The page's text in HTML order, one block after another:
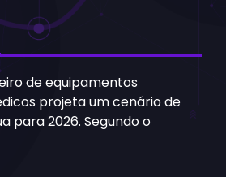
de equipamentos
projeta um cenário de
para 2026. Segundo o